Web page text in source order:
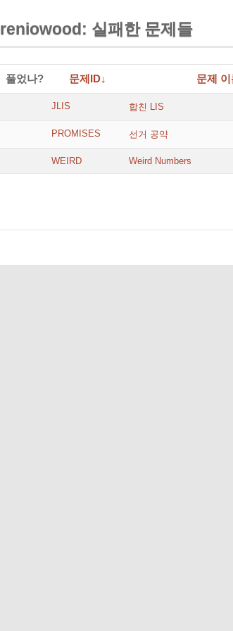
reniowood: 실패한 문제들
풀었나? 문제ID↓ 문제
JLIS 합친 LIS
PROMISES 선거 공약
WEIRD Weird Numbers